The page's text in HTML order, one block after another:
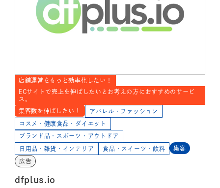
店舗運営をもっと効率化したい！
ECサイトで売上を伸ばしたいとお考えの方におすすめのサービ
ス。
集客数を伸ばしたい！
アパレル・ファッション
コスメ・健康食品・ダイエット
ブランド品・スポーツ・アウトドア
日用品・雑貨・インテリア 食品・スイーツ・飲料 集客
広告
dfplus.io